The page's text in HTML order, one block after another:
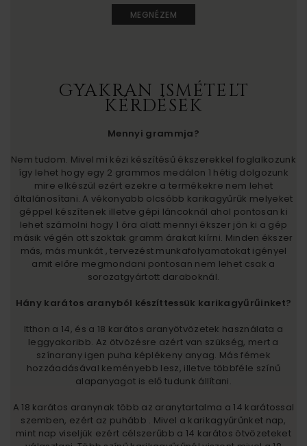
MEGNÉZEM
GYAKRAN ISMÉTELT
KÉRDÉSEK
Mennyi grammja?
Nem tudom. Mivel mi kézi készítésű ékszerekkel foglalkozunk
így lehet hogy egy 2 grammos medálon 1 hétig dolgozunk
mire elkészül ezért ezekre a termékekre nem lehet
általánosítani. A vékonyabb olcsóbb karikagyűrűk melyeket
géppel készítenek illetve gépi láncoknál ahol pontosan ki
lehet számolni hogy 1 óra alatt mennyi ékszer jön ki a gép
másik végén ott szoktak gramm árakat kiírni. Minden ékszer
más, más munkát , tervezést munkafolyamatokat igényel
amit előre megmondani pontosan nem lehet csak a
sorozatgyártott daraboknál.
Hány karátos aranyból készíttessük karikagyűrűinket?
Itthon a 14, és a 18 karátos aranyötvözetek használata a
leggyakoribb. Az ötvözésre azért van szükség, mert a
színarany igen puha képlékeny anyag. Más fémek
hozzáadásával keményebb lesz, illetve többféle színű
alapanyagot is elő tudunk állítani.
A 18 karátos aranynak több az aranytartalma a 14 karátossal
szemben, ezért az puhább . Mivel a karikagyűrűnket nap,
mint nap viseljük ezért célszerűbb a 14 karátos ötvözeteket